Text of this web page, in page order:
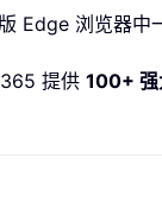
Edge 浏览器中
提供 100+ 强